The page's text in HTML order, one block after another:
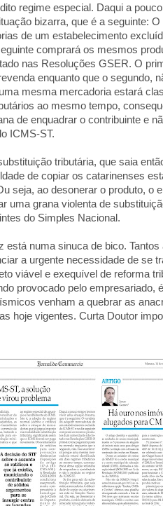
regime especial. Daqui a
bizarra, que é a seguinte: O
de um estabelecimento
comprará os mesmos
nas Resoluções GSER. O
enquanto que o segundo,
mesma mercadoria estará
ao mesmo tempo,
de enquadrar o contribuinte e
ICMS-ST.
tributária, que saia
de copiar os catarinenses
seja, ao desonerar o produto, o
uma grana violenta de
do Simples Nacional.
está numa sinuca de bico. Tantos
a urgente necessidade de se
viável e exequível de reforma
provocado pelo empresariado,
venham a quebrar as
hoje vigentes. Curta Doutor